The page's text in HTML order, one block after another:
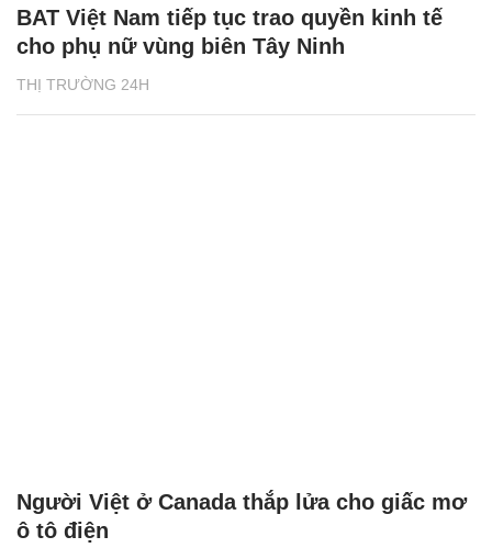
THỊ TRƯỜNG 24H
BAT Việt Nam tiếp tục trao quyền kinh tế
cho phụ nữ vùng biên Tây Ninh
Người Việt ở Canada thắp lửa cho giấc mơ
ô tô điện